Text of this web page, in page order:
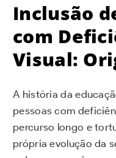
Inclusão
com
Visual:
A história da
pessoas com
percurso longo e
própria evolução da